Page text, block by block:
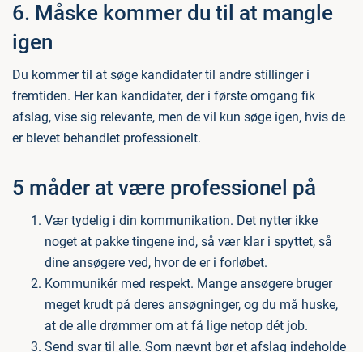
6. Måske kommer du til at mangle
igen
Du kommer til at søge kandidater til andre stillinger i
fremtiden. Her kan kandidater, der i første omgang fik
afslag, vise sig relevante, men de vil kun søge igen, hvis de
er blevet behandlet professionelt.
5 måder at være professionel på
Vær tydelig i din kommunikation. Det nytter ikke
noget at pakke tingene ind, så vær klar i spyttet, så
dine ansøgere ved, hvor de er i forløbet.
Kommunikér med respekt. Mange ansøgere bruger
meget krudt på deres ansøgninger, og du må huske,
at de alle drømmer om at få lige netop dét job.
Send svar til alle. Som nævnt bør et afslag indeholde